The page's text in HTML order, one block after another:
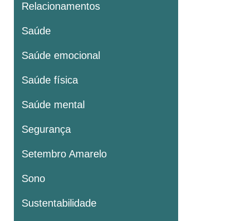
Relacionamentos
Saúde
Saúde emocional
Saúde física
Saúde mental
Segurança
Setembro Amarelo
Sono
Sustentabilidade